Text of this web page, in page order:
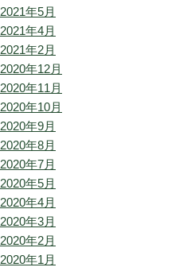
2021年5月
2021年4月
2021年2月
2020年12月
2020年11月
2020年10月
2020年9月
2020年8月
2020年7月
2020年5月
2020年4月
2020年3月
2020年2月
2020年1月